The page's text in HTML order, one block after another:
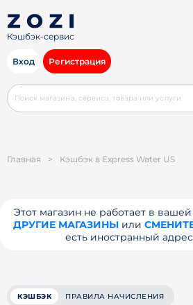
Кэшбэк-сервис
Вход Регистрация
Главная > Кэшбэк в Express Water US
Этот магазин не работает в
ДРУГИЕ МАГАЗИНЫили
есть иностранный
КЭШБЭК ПРАВИЛА НАЧИСЛЕНИЯ